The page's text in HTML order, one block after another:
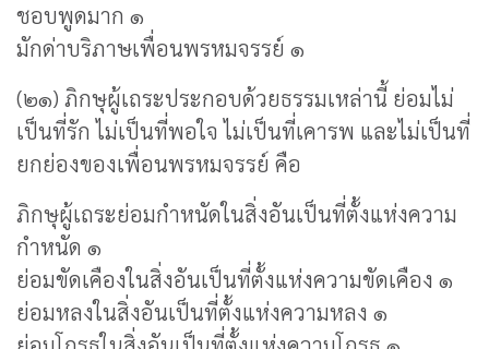
ชอบพูดมาก ๑
มักด่าบริภาษเพื่อนพรหมจรรย์ ๑
(๒๑) ภิกษุผู้เถระประกอบด้วยธรรมเหล่านี้ ย่อมไม่
เป็นที่รัก ไม่เป็นที่พอใจ ไม่เป็นที่เคารพ และไม่เป็นที่
ยกย่องของเพื่อนพรหมจรรย์ คือ
ภิกษุผู้เถระย่อมกำหนัดในสิ่งอันเป็นที่ตั้งแห่งความ
กำหนัด ๑
ย่อมขัดเคืองในสิ่งอันเป็นที่ตั้งแห่งความขัดเคือง ๑
ย่อมหลงในสิ่งอันเป็นที่ตั้งแห่งความหลง ๑